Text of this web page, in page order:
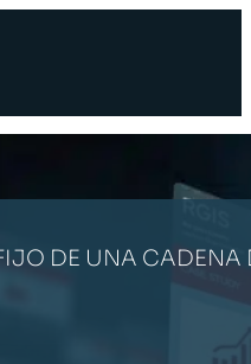
DE UNA CADENA